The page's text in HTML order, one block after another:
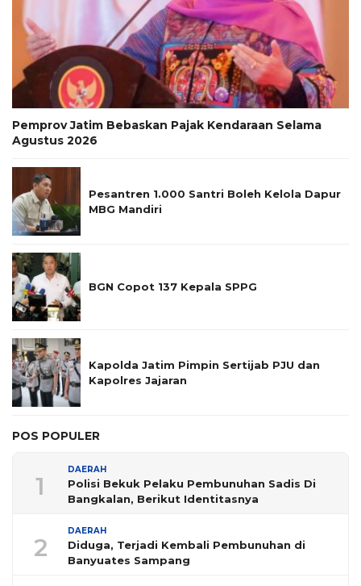
Pemprov Jatim Bebaskan Pajak Kendaraan Selama
Agustus 2026
Pesantren 1.000 Santri Boleh Kelola Dapur
MBG Mandiri
BGN Copot 137 Kepala SPPG
Kapolda Jatim Pimpin Sertijab PJU dan
Kapolres Jajaran
POS POPULER
1
DAERAH
Polisi Bekuk Pelaku Pembunuhan Sadis Di
Bangkalan, Berikut Identitasnya
2
DAERAH
Diduga, Terjadi Kembali Pembunuhan di
Banyuates Sampang